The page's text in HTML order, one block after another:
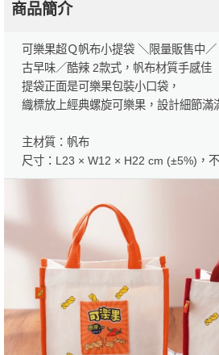
商品簡介
可樂果超Ｑ帆布小提袋 ＼限量販售中／
古早味／酷辣 2款式，帆布材質手感佳
提袋正面是可樂果包裝小口袋，
織標放上經典螺旋可樂果，設計細節滿
主材質：帆布
尺寸：L23 × W12 × H22 cm (±5%)，